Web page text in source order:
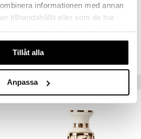
informationen med annan
tillhandahållit eller som de har
användande av vår webbplats.
Tillåt alla
Anpassa
Suositut tuotteet